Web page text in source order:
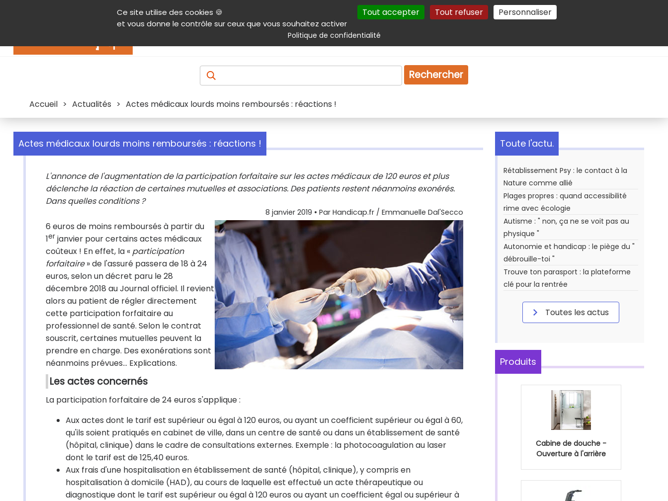
Ce site utilise des cookies 🍪
et vous donne le contrôle sur ceux que vous souhaitez activer
Tout accepter Tout refuser Personnaliser
Politique de confidentialité
Contenu Aide et accessibilité Menu principal Autres services Plan du site Gestion des cookies
Produits & services Emploi Droit
Rechercher
Accueil > Actualités > Actes médicaux lourds moins remboursés : réactions !
Actes médicaux lourds moins remboursés : réactions !
L'annonce de l'augmentation de la participation forfaitaire sur les actes médicaux de 120 euros et plus
déclenche la réaction de certaines mutuelles et associations. Des patients restent néanmoins exonérés.
Dans quelles conditions ?
8 janvier 2019 • Par Handicap.fr / Emmanuelle Dal'Secco
6 euros de moins remboursés à partir du
1er janvier pour certains actes médicaux
coûteux ! En effet, la « participation
forfaitaire» de l'assuré passera de 18 à 24
euros, selon un décret paru le 28
décembre 2018 au Journal officiel. Il revient
alors au patient de régler directement
cette participation forfaitaire au
professionnel de santé. Selon le contrat
souscrit, certaines mutuelles peuvent la
prendre en charge. Des exonérations sont
néanmoins prévues… Explications.
Les actes concernés
La participation forfaitaire de 24 euros s'applique :
Aux actes dont le tarif est supérieur ou égal à 120 euros, ou ayant un coefficient supérieur ou égal à 60,
qu'ils soient pratiqués en cabinet de ville, dans un centre de santé ou dans un établissement de santé
(hôpital, clinique) dans le cadre de consultations externes. Exemple : la photocoagulation au laser
dont le tarif est de 125,40 euros.
Aux frais d'une hospitalisation en établissement de santé (hôpital, clinique), y compris en
hospitalisation à domicile (HAD), au cours de laquelle est effectué un acte thérapeutique ou
diagnostique dont le tarif est supérieur ou égal à 120 euros ou ayant un coefficient égal ou supérieur à
Toute l'actu.
Rétablissement Psy : le contact à la
Nature comme allié
Plages propres : quand accessibilité
rime avec écologie
Autisme : " non, ça ne se voit pas au
physique "
Autonomie et handicap : le piège du "
débrouille-toi "
Trouve ton parasport : la plateforme
clé pour la rentrée
Toutes les actus
Produits
Cabine de douche -
Ouverture à l'arrière